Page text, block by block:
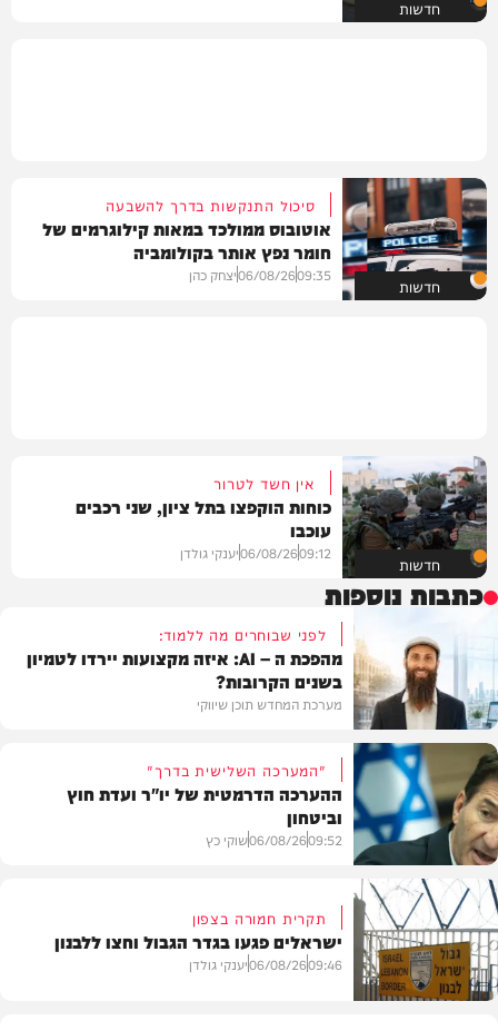
חדשות
חדשות
סיכול התנקשות בדרך להשבעה
אוטובוס ממולכד במאות קילוגרמים של
חומר נפץ אותר בקולומביה
09:35
06/08/26יצחק כהן
חדשות
אין חשד לטרור
כוחות הוקפצו בתל ציון, שני רכבים
עוכבו
09:12
06/08/26יענקי גולדן
כתבות נוספות
תוכן שיווקי
לפני שבוחרים מה ללמוד:
מהפכת ה – AI: איזה מקצועות יירדו לטמיון
בשנים הקרובות?
מערכת המחדש תוכן שיווקי
חדשות
"המערכה השלישית בדרך"
ההערכה הדרמטית של יו"ר ועדת חוץ
וביטחון
09:52
06/08/26שוקי כץ
תקרית חמורה בצפון
ישראלים פגעו בגדר הגבול וחצו ללבנון
09:46
06/08/26יענקי גולדן